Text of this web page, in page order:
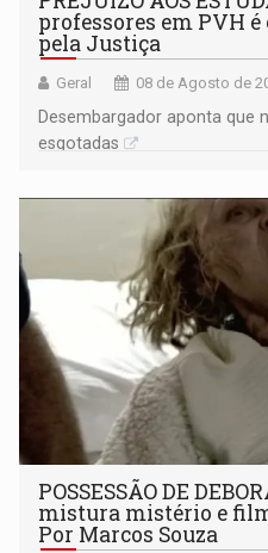
professores em PVH
pela Justiça
Geral 08 de Agosto de
Desembargador aponta que
esgotadas
POSSESSÃO DE
mistura mistério e
Por Marcos Souza